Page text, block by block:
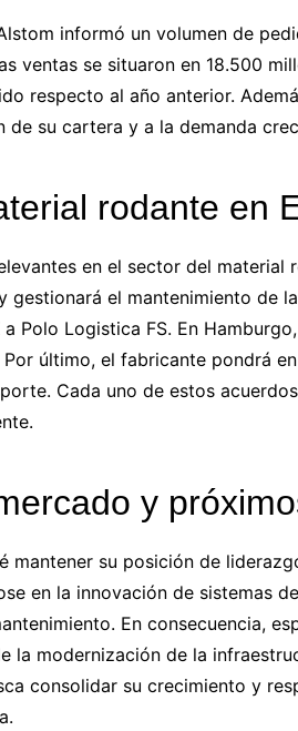
informó un volumen de
ventas se situaron en 18.500
respecto al año anterior.
de su cartera y a la demanda
rodante en
en el sector del material
el mantenimiento de la
Polo Logistica FS. En
último, el fabricante pondrá
Cada uno de estos
y
mantener su posición de
en la innovación de sistemas
En consecuencia,
la modernización de la
consolidar su crecimiento y